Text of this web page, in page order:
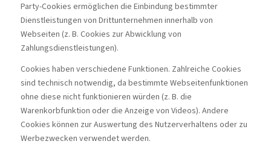
Party-Cookies ermöglichen die Einbindung bestimmter
Dienstleistungen von Drittunternehmen innerhalb von
Webseiten (z. B. Cookies zur Abwicklung von
Zahlungsdienstleistungen).
Cookies haben verschiedene Funktionen. Zahlreiche Cookies
sind technisch notwendig, da bestimmte Webseitenfunktionen
ohne diese nicht funktionieren würden (z. B. die
Warenkorbfunktion oder die Anzeige von Videos). Andere
Cookies können zur Auswertung des Nutzerverhaltens oder zu
Werbezwecken verwendet werden.